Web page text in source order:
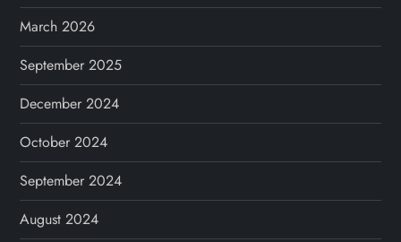
March 2026
September 2025
December 2024
October 2024
September 2024
August 2024